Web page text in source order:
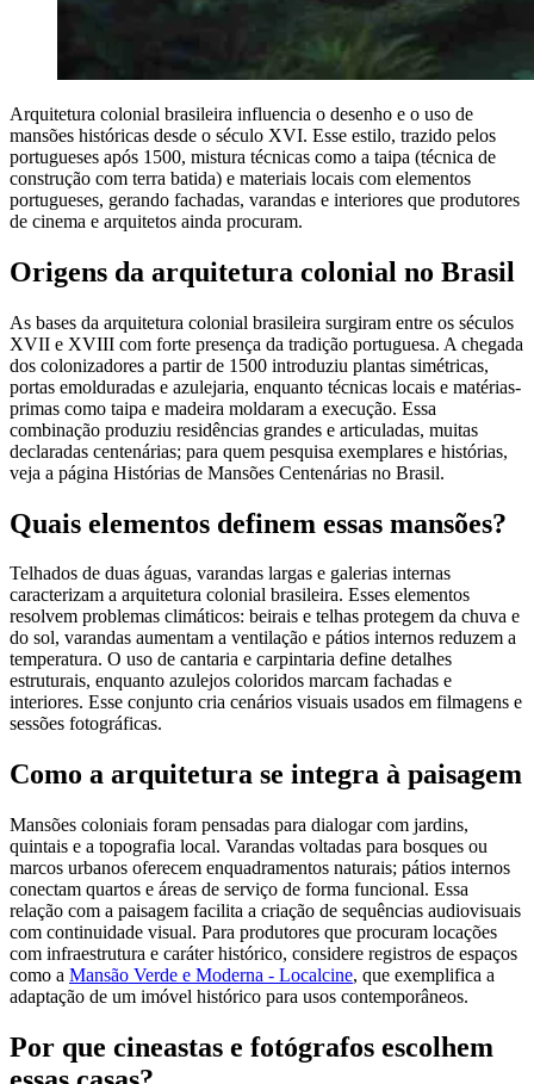
Arquitetura colonial brasileira influencia o desenho e o uso de
mansões históricas desde o século XVI. Esse estilo, trazido pelos
portugueses após 1500, mistura técnicas como a taipa (técnica de
construção com terra batida) e materiais locais com elementos
portugueses, gerando fachadas, varandas e interiores que produtores
de cinema e arquitetos ainda procuram.
Origens da arquitetura colonial no Brasil
As bases da arquitetura colonial brasileira surgiram entre os séculos
XVII e XVIII com forte presença da tradição portuguesa. A chegada
dos colonizadores a partir de 1500 introduziu plantas simétricas,
portas emolduradas e azulejaria, enquanto técnicas locais e matérias-
primas como taipa e madeira moldaram a execução. Essa
combinação produziu residências grandes e articuladas, muitas
declaradas centenárias; para quem pesquisa exemplares e histórias,
veja a página Histórias de Mansões Centenárias no Brasil.
Quais elementos definem essas mansões?
Telhados de duas águas, varandas largas e galerias internas
caracterizam a arquitetura colonial brasileira. Esses elementos
resolvem problemas climáticos: beirais e telhas protegem da chuva e
do sol, varandas aumentam a ventilação e pátios internos reduzem a
temperatura. O uso de cantaria e carpintaria define detalhes
estruturais, enquanto azulejos coloridos marcam fachadas e
interiores. Esse conjunto cria cenários visuais usados em filmagens e
sessões fotográficas.
Como a arquitetura se integra à paisagem
Mansões coloniais foram pensadas para dialogar com jardins,
quintais e a topografia local. Varandas voltadas para bosques ou
marcos urbanos oferecem enquadramentos naturais; pátios internos
conectam quartos e áreas de serviço de forma funcional. Essa
relação com a paisagem facilita a criação de sequências audiovisuais
com continuidade visual. Para produtores que procuram locações
com infraestrutura e caráter histórico, considere registros de espaços
como a Mansão Verde e Moderna - Localcine, que exemplifica a
adaptação de um imóvel histórico para usos contemporâneos.
Por que cineastas e fotógrafos escolhem